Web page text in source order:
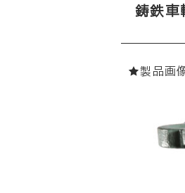
鋳鉄車
★製品画